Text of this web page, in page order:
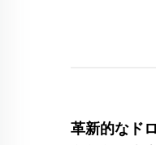
革新的なド